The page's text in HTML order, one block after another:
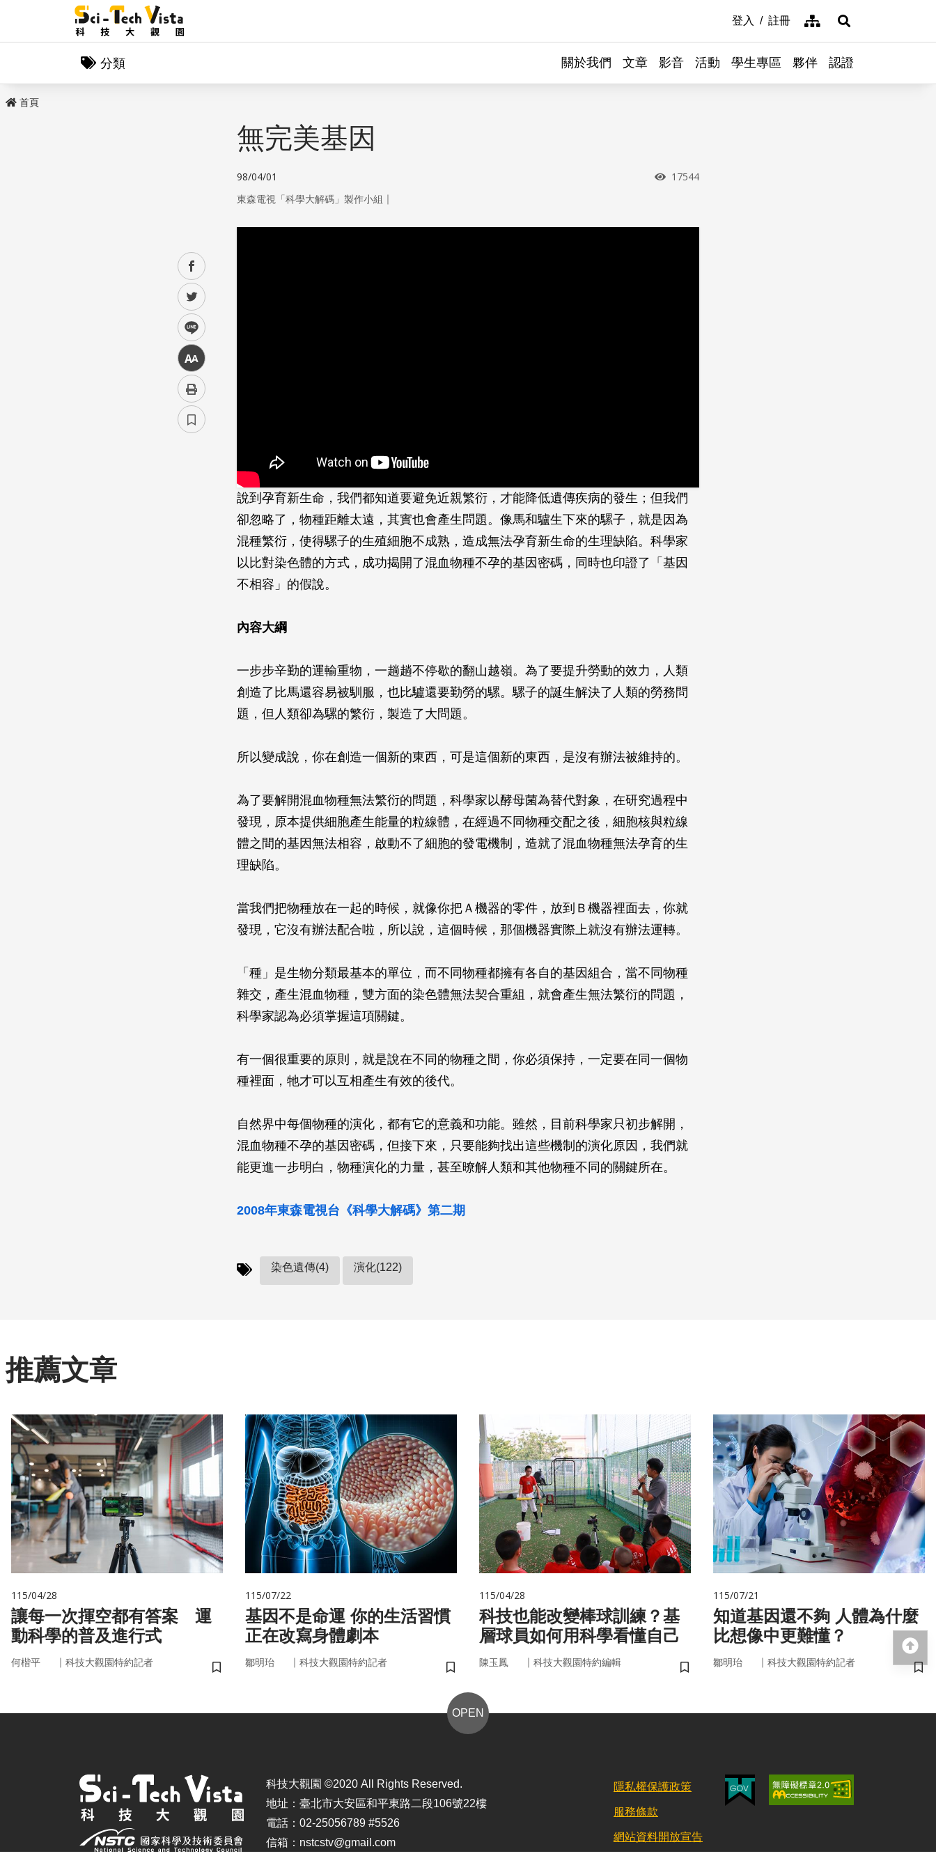
登入 註冊 網站導覽展開搜尋
分類 關於我們 文章 影音 活動 學生專區 夥伴 認證
首頁
facebook
twitter
line
中
無完美基因
98/04/01 瀏覽次數
17544
東森電視「科學大解碼」製作小組 ｜
說到孕育新生命，我們都知道要避免近親繁衍，才能降低遺傳疾病的發生；但我們
卻忽略了，物種距離太遠，其實也會產生問題。像馬和驢生下來的騾子，就是因為
混種繁衍，使得騾子的生殖細胞不成熟，造成無法孕育新生命的生理缺陷。科學家
以比對染色體的方式，成功揭開了混血物種不孕的基因密碼，同時也印證了「基因
不相容」的假說。
內容大綱
一步步辛勤的運輸重物，一趟趟不停歇的翻山越嶺。為了要提升勞動的效力，人類
創造了比馬還容易被馴服，也比驢還要勤勞的騾。騾子的誕生解決了人類的勞務問
題，但人類卻為騾的繁衍，製造了大問題。
所以變成說，你在創造一個新的東西，可是這個新的東西，是沒有辦法被維持的。
為了要解開混血物種無法繁衍的問題，科學家以酵母菌為替代對象，在研究過程中
發現，原本提供細胞產生能量的粒線體，在經過不同物種交配之後，細胞核與粒線
體之間的基因無法相容，啟動不了細胞的發電機制，造就了混血物種無法孕育的生
理缺陷。
當我們把物種放在一起的時候，就像你把Ａ機器的零件，放到Ｂ機器裡面去，你就
發現，它沒有辦法配合啦，所以說，這個時候，那個機器實際上就沒有辦法運轉。
「種」是生物分類最基本的單位，而不同物種都擁有各自的基因組合，當不同物種
雜交，產生混血物種，雙方面的染色體無法契合重組，就會產生無法繁衍的問題，
科學家認為必須掌握這項關鍵。
有一個很重要的原則，就是說在不同的物種之間，你必須保持，一定要在同一個物
種裡面，牠才可以互相產生有效的後代。
自然界中每個物種的演化，都有它的意義和功能。雖然，目前科學家只初步解開，
混血物種不孕的基因密碼，但接下來，只要能夠找出這些機制的演化原因，我們就
能更進一步明白，物種演化的力量，甚至暸解人類和其他物種不同的關鍵所在。
2008年東森電視台《科學大解碼》第二期
染色遺傳(4) 演化(122)
推薦文章
115/04/28
讓每一次揮空都有答案 運
動科學的普及進行式
何楷平 ｜ 科技大觀園特約記者
儲存書籤
115/07/22
基因不是命運 你的生活習慣
正在改寫身體劇本
鄒明珆 ｜ 科技大觀園特約記者
儲存書籤
115/04/28
科技也能改變棒球訓練？基
層球員如何用科學看懂自己
陳玉鳳 ｜ 科技大觀園特約編輯
儲存書籤
115/07/21
知道基因還不夠 人體為什麼
比想像中更難懂？
鄒明珆 ｜ 科技大觀園特約記者
儲
OPEN
科技大觀園 ©2020 All Rights Reserved.
地址：臺北市大安區和平東路二段106號22樓
電話：02-25056789 #5526
信箱：nstcstv@gmail.com
隱私權保護政策
服務條款
網站資料開放宣告
回